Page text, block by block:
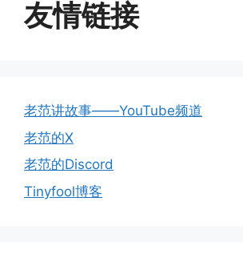
友情链接
老范讲故事——YouTube频道
老范的X
老范的Discord
Tinyfool博客